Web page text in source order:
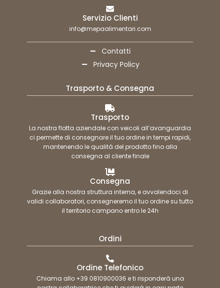
Servizio Clienti
info@mepaalimentari.com
Contatti
Privacy Policy
Trasporto & Consegna
Trasporto
La nostra flotta aziendale con veicoli all’avanguardia
ci permette di consegnare il tuo ordine in tempi rapidi,
mantenendo le qualità del prodotto fino alla
consegna al cliente finale
Consegna
Grazie alla nostra struttura interna, e avvalendoci di
validi collaboratori, consegneremo il tuo ordine su tutto
il territorio campano entro le 24h
Ordini
Ordine Telefonico
Chiama allo +39 0810900036 e ti risponderà una